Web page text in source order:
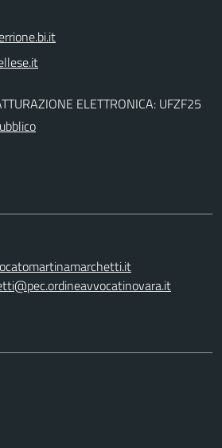
ELETTRONICA: UFZF25